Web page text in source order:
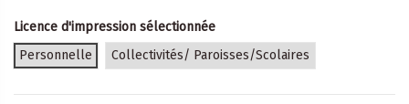
Licence d'impression sélectionnée
Personnelle
Collectivités/ Paroisses/Scolaires